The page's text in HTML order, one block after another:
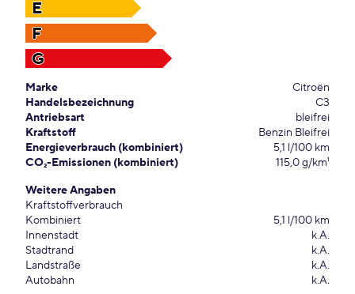
E
F
G
Marke
Citroën
Handelsbezeichnung
C3
Antriebsart
bleifrei
Kraftstoff
Benzin Bleifrei
Energieverbrauch (kombiniert)
5,1 l/100 km
CO₂-Emissionen (kombiniert)
115,0 g/km¹
Weitere Angaben
Kraftstoffverbrauch
Kombiniert
5,1 l/100 km
Innenstadt
k.A.
Stadtrand
k.A.
Landstraße
k.A.
Autobahn
k.A.